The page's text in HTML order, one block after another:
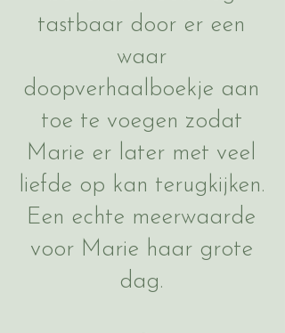
tastbaar door er een
waar
doopverhaalboekje aan
toe te voegen zodat
Marie er later met veel
liefde op kan terugkijken.
Een echte meerwaarde
voor Marie haar grote
dag.